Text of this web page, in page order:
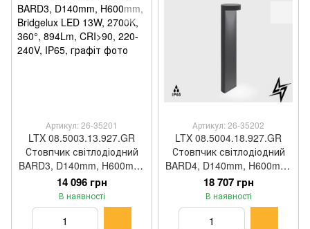
Артикул: 26-35201
LTX 08.5003.13.927.GR
Стовпчик світлодіодний
BARD3, D140mm, H600mm,
Bridgelux LED 13W, 2700K,
360°, 894Lm, CRI>90, 220-
240V, IP65, графіт
14 096 грн
В наявності
Артикул: 26-35202
LTX 08.5004.18.927.GR
Стовпчик світлодіодний
BARD4, D140mm, H600mm,
Bridgelux LED 18W, 2700K,
120°, 617Lm, CRI>90, 220-
240V, IP65, графіт
18 707 грн
В наявності